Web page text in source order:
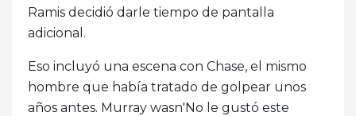
Ramis decidió darle tiempo de pantalla
adicional.
Eso incluyó una escena con Chase, el mismo
hombre que había tratado de golpear unos
años antes. Murray wasn'No le gustó este